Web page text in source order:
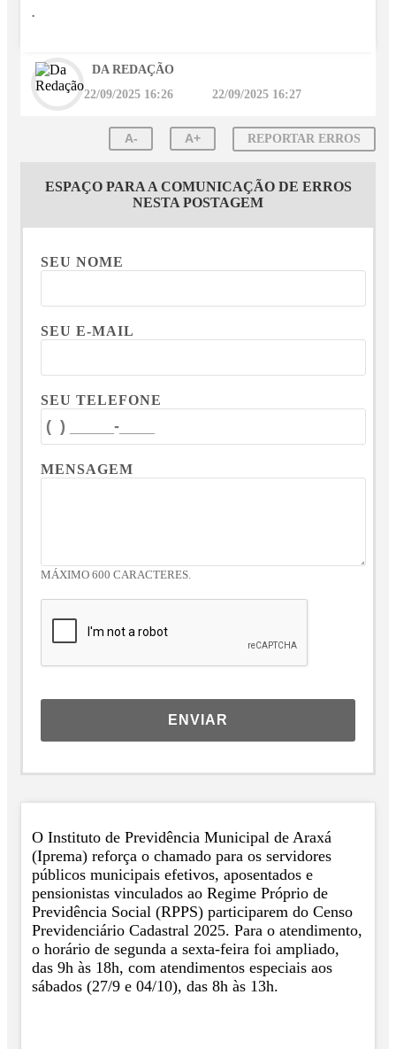
.
DA REDAÇÃO
22/09/2025 16:26 22/09/2025 16:27
A- A+ REPORTAR ERROS
ESPAÇO PARA A COMUNICAÇÃO DE ERROS
NESTA POSTAGEM
SEU NOME
SEU E-MAIL
SEU TELEFONE
MENSAGEM
MÁXIMO 600 CARACTERES.
ENVIAR
O Instituto de Previdência Municipal de Araxá
(Iprema) reforça o chamado para os servidores
públicos municipais efetivos, aposentados e
pensionistas vinculados ao Regime Próprio de
Previdência Social (RPPS) participarem do Censo
Previdenciário Cadastral 2025. Para o atendimento,
o horário de segunda a sexta-feira foi ampliado,
das 9h às 18h, com atendimentos especiais aos
sábados (27/9 e 04/10), das 8h às 13h.